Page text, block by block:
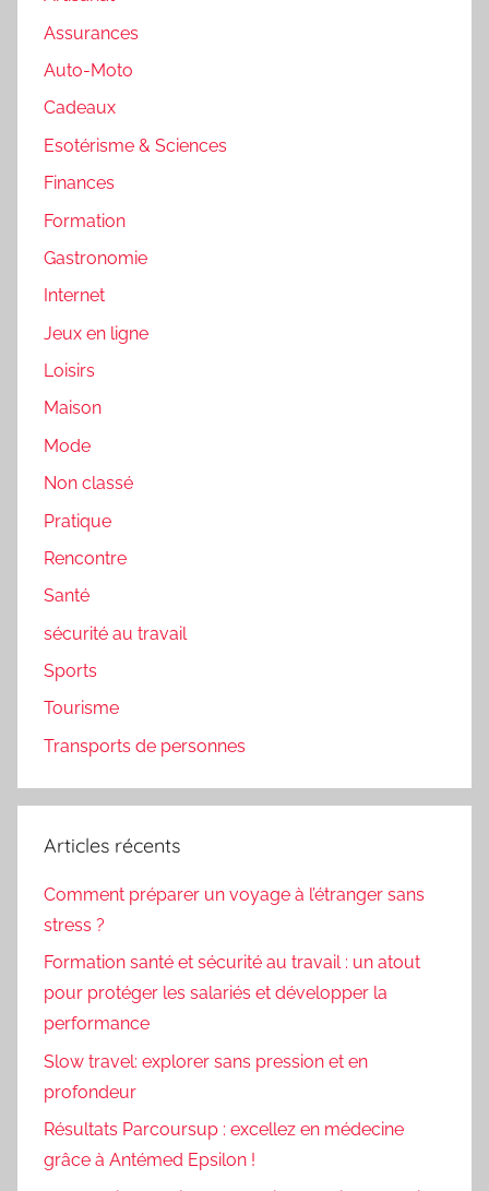
Assurances
Auto-Moto
Cadeaux
Esotérisme & Sciences
Finances
Formation
Gastronomie
Internet
Jeux en ligne
Loisirs
Maison
Mode
Non classé
Pratique
Rencontre
Santé
sécurité au travail
Sports
Tourisme
Transports de personnes
Articles récents
Comment préparer un voyage à l’étranger sans
stress ?
Formation santé et sécurité au travail : un atout
pour protéger les salariés et développer la
performance
Slow travel: explorer sans pression et en
profondeur
Résultats Parcoursup : excellez en médecine
grâce à Antémed Epsilon !